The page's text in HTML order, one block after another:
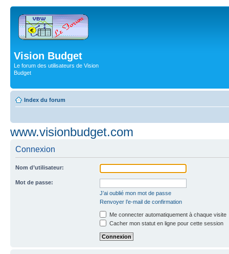
Vision Budget
Le forum des utilisateurs de Vision
Budget
Index du forum
www.visionbudget.com
Connexion
Nom d’utilisateur:
Mot de passe:
J’ai oublié mon mot de passe
Renvoyer l’e-mail de confirmation
Me connecter automatiquement à chaque visite
Cacher mon statut en ligne pour cette session